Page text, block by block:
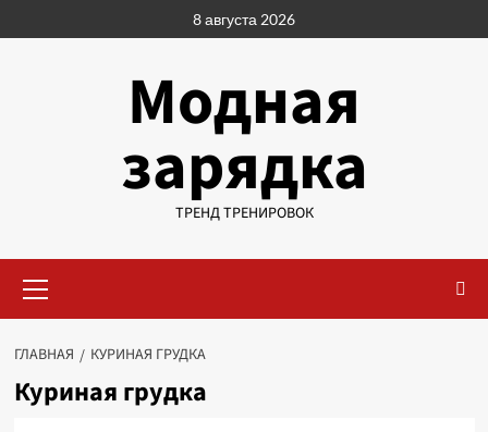
к
8 августа 2026
Модная
зарядка
ТРЕНД ТРЕНИРОВОК
меню
ГЛАВНАЯ КУРИНАЯ ГРУДКА
Куриная грудка